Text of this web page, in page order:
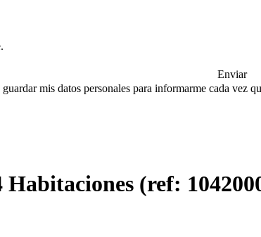
Enviar
mis datos personales para informarme cada vez
(ref: